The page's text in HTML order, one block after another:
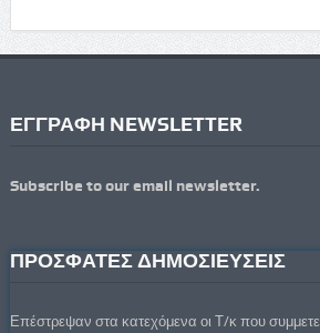
ΕΓΓΡΑΦΗ NEWSLETTER
Subscribe to our email newsletter.
ΠΡΟΣΦΑΤΕΣ ΔΗΜΟΣΙΕΥΣΕΙΣ
Επέστρεψαν στα κατεχόμενα οι Τ/κ που